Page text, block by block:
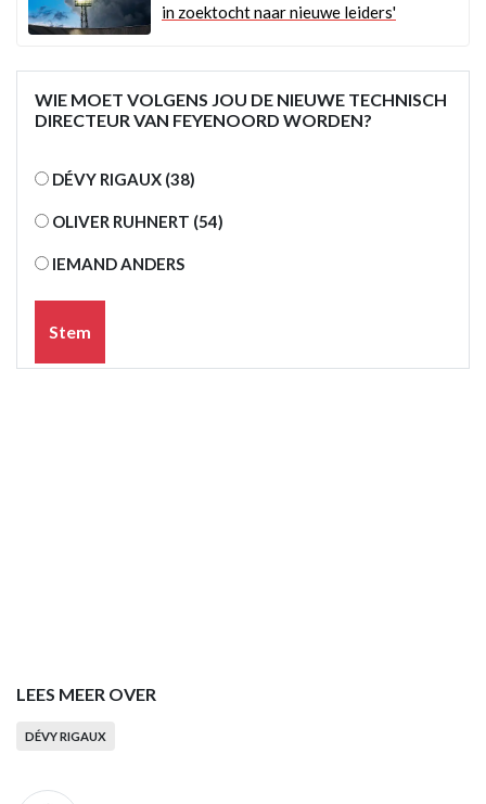
in zoektocht naar nieuwe leiders'
WIE MOET VOLGENS JOU DE NIEUWE TECHNISCH
DIRECTEUR VAN FEYENOORD WORDEN?
DÉVY RIGAUX (38)
OLIVER RUHNERT (54)
IEMAND ANDERS
Stem
LEES MEER OVER
DÉVY RIGAUX